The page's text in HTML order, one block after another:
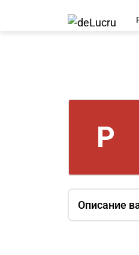
P
Описание